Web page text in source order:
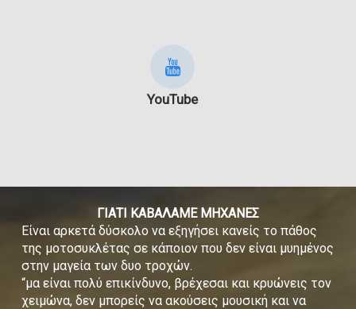
YouTube
ΓΙΑΤΙ ΚΑΒΑΛΑΜΕ ΜΗΧΑΝΕΣ
Είναι αρκετά δύσκολο να εξηγήσει κανείς το πάθος
της μοτοσυκλέτας σε κάποιον που δεν είναι μυημένος
στην μαγεία των δυο τροχών.
“μα είναι πολύ επικίνδυνο, βρέχεσαι και κρυώνεις τον
χειμώνα, δεν μπορείς να ακούσεις μουσική και να